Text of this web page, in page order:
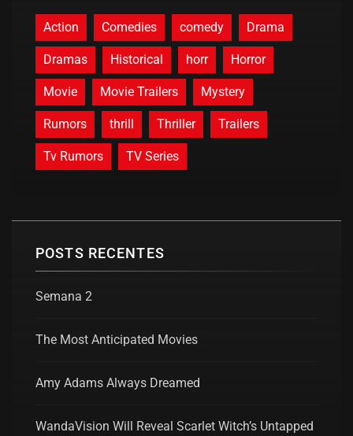
Action Comedies comedy Drama
Dramas Historical horr Horror
Movie Movie Trailers Mystery
Rumors thrill Thriller Trailers
Tv Rumors TV Series
POSTS RECENTES
Semana 2
The Most Anticipated Movies
Amy Adams Always Dreamed
WandaVision Will Reveal Scarlet Witch’s Untapped